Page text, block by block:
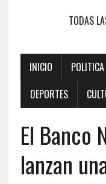
TODAS
INICIO POLITICA
DEPORTES
El Banco
lanzan